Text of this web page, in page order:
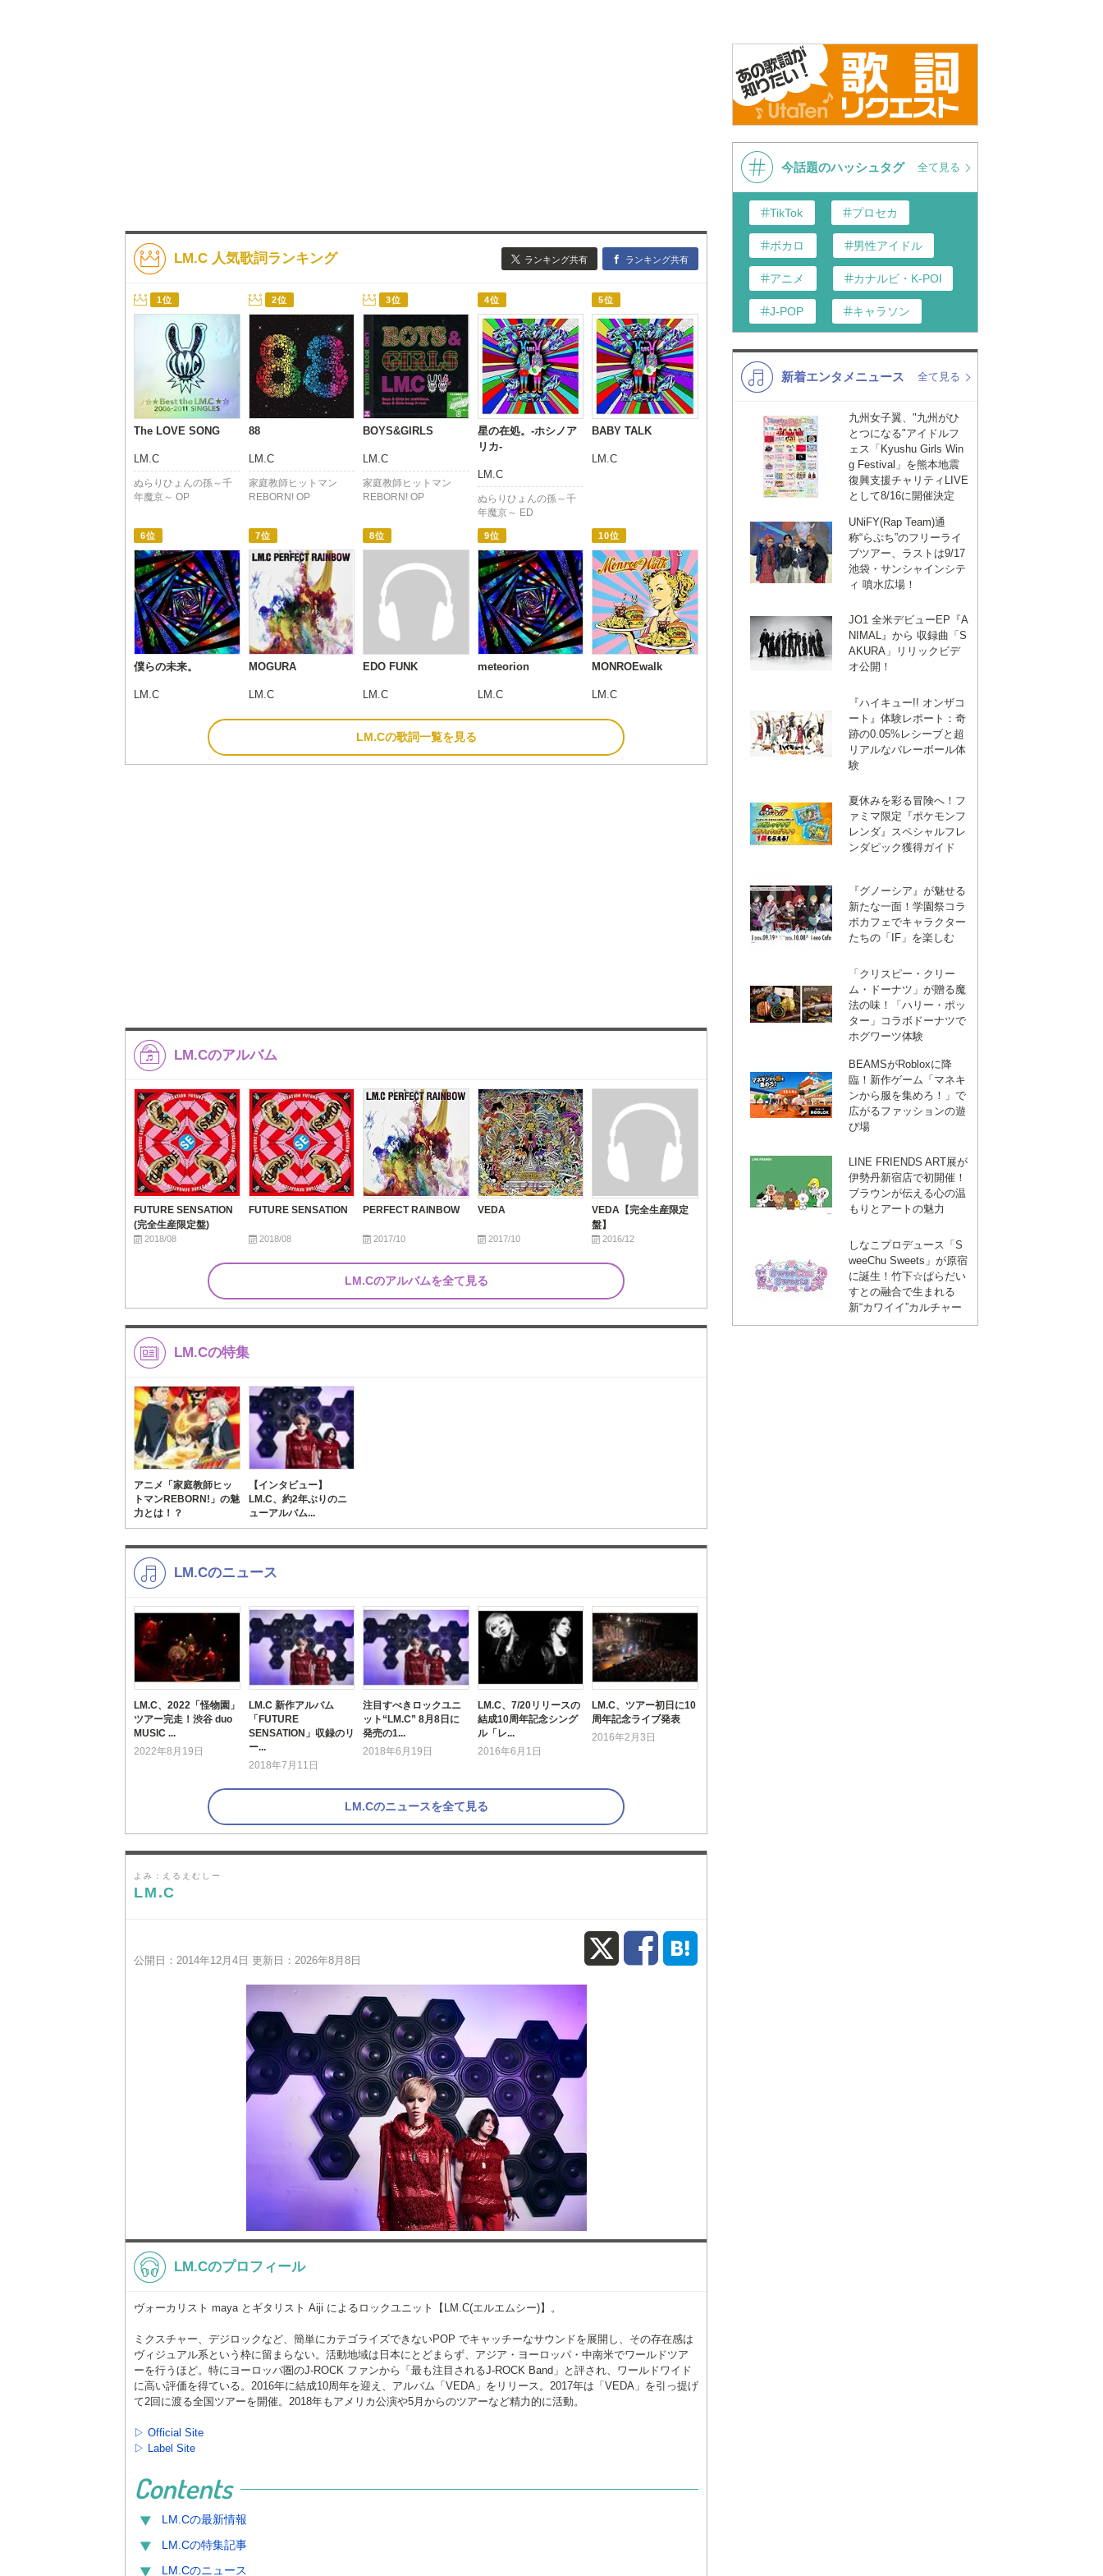
LM.C 人気歌詞ランキング ランキング共有 ランキング共有
1位
The LOVE SONG
LM.C
ぬらりひょんの孫～千
年魔京～ OP
2位
88
LM.C
家庭教師ヒットマン
REBORN! OP
3位
BOYS&GIRLS
LM.C
家庭教師ヒットマン
REBORN! OP
4位
星の在処。-ホシノア
リカ-
LM.C
ぬらりひょんの孫～千
年魔京～ ED
5位
BABY TALK
LM.C
6位
僕らの未来。
LM.C
7位
MOGURA
LM.C
8位
EDO FUNK
LM.C
9位
meteorion
LM.C
10位
MONROEwalk
LM.C
LM.Cの歌詞一覧を見る
LM.Cのアルバム
FUTURE SENSATION
(完全生産限定盤)
2018/08
FUTURE SENSATION
2018/08
PERFECT RAINBOW
2017/10
VEDA
2017/10
VEDA【完全生産限定
盤】
2016/12
LM.Cのアルバムを全て見る
LM.Cの特集
アニメ「家庭教師ヒッ
トマンREBORN!」の魅
力とは！？
【インタビュー】
LM.C、約2年ぶりのニ
ューアルバム...
LM.Cのニュース
LM.C、2022「怪物園」
ツアー完走！渋谷 duo
MUSIC ...
2022年8月19日
LM.C 新作アルバム
「FUTURE
SENSATION」収録のリ
ー...
2018年7月11日
注目すべきロックユニ
ット“LM.C” 8月8日に
発売の1...
2018年6月19日
LM.C、7/20リリースの
結成10周年記念シング
ル「レ...
2016年6月1日
LM.C、ツアー初日に10
周年記念ライブ発表
2016年2月3日
LM.Cのニュースを全て見る
よみ：えるえむしー
LM.C
公開日：2014年12月4日 更新日：2026年8月8日 X Facebook
LM.Cのプロフィール
ヴォーカリスト maya とギタリスト Aiji によるロックユニット【LM.C(エルエムシー)】。
ミクスチャー、デジロックなど、簡単にカテゴライズできないPOP でキャッチーなサウンドを展開し、その存在感は
ヴィジュアル系という枠に留まらない。活動地域は日本にとどまらず、アジア・ヨーロッパ・中南米でワールドツア
ーを行うほど。特にヨーロッパ圏のJ-ROCK ファンから「最も注目されるJ-ROCK Band」と評され、ワールドワイド
に高い評価を得ている。2016年に結成10周年を迎え、アルバム「VEDA」をリリース。2017年は「VEDA」を引っ提げ
て2回に渡る全国ツアーを開催。2018年もアメリカ公演や5月からのツアーなど精力的に活動。
▷ Official Site
▷ Label Site
Contents
LM.Cの最新情報
LM.Cの特集記事
LM.Cのニュース
今話題のハッシュタグ 全て見る
TikTok プロセカ
ボカロ 男性アイドル
アニメ カナルビ・K-POP和訳
J-POP キャラソン
K-POP 演歌・歌謡
洋楽
VTuber ディズニー
新着エンタメニュース 全て見る
九州女子翼、"九州がひ
とつになる"アイドルフ
ェス「Kyushu Girls Win
g Festival」を熊本地震
復興支援チャリティLIVE
として8/16に開催決定
UNiFY(Rap Team)通
称“らぷち”のフリーライ
ブツアー、ラストは9/17
池袋・サンシャインシテ
ィ 噴水広場！
JO1 全米デビューEP『A
NIMAL』から 収録曲「S
AKURA」リリックビデ
オ公開！
『ハイキュー!! オンザコ
ート』体験レポート：奇
跡の0.05%レシーブと超
リアルなバレーボール体
験
夏休みを彩る冒険へ！フ
ァミマ限定『ポケモンフ
レンダ』スペシャルフレ
ンダピック獲得ガイド
『グノーシア』が魅せる
新たな一面！学園祭コラ
ボカフェでキャラクター
たちの「IF」を楽しむ
「クリスピー・クリー
ム・ドーナツ」が贈る魔
法の味！「ハリー・ポッ
ター」コラボドーナツで
ホグワーツ体験
BEAMSがRobloxに降
臨！新作ゲーム「マネキ
ンから服を集めろ！」で
広がるファッションの遊
び場
LINE FRIENDS ART展が
伊勢丹新宿店で初開催！
ブラウンが伝える心の温
もりとアートの魅力
しなこプロデュース「S
weeChu Sweets」が原宿
に誕生！竹下☆ぱらだい
すとの融合で生まれる
新“カワイイ”カルチャー